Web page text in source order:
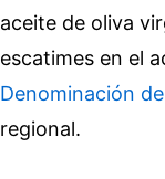
aceite de oliva
escatimes en el
Denominación
regional.